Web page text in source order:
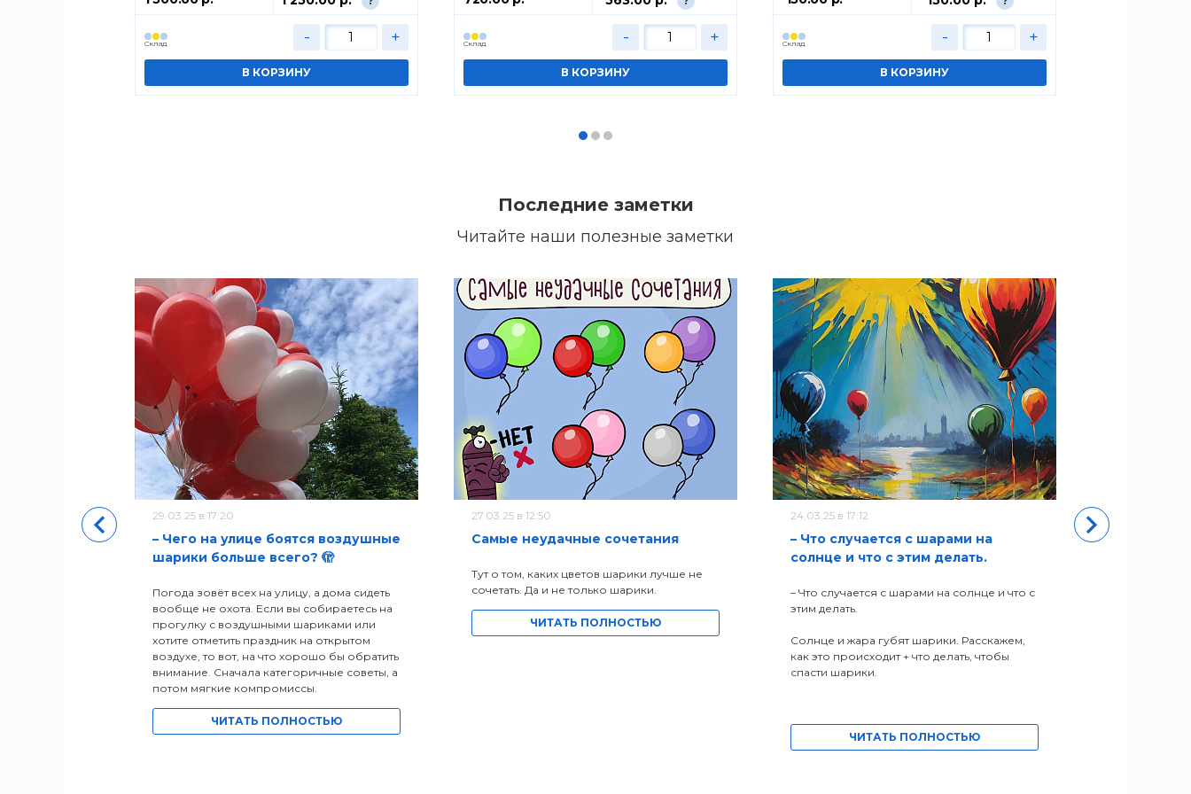
Cклад - + Cклад - + Cклад - +
Последние заметки
Читайте наши полезные заметки
29.03.25 в 17:20
– Чего на улице боятся воздушные
шарики больше всего? 🫣
Погода зовёт всех на улицу, а дома сидеть
вообще не охота. Если вы собираетесь на
прогулку с воздушными шариками или
хотите отметить праздник на открытом
воздухе, то вот, на что хорошо бы обратить
внимание. Сначала категоричные советы, а
потом мягкие компромиссы.
ЧИТАТЬ ПОЛНОСТЬЮ
27.03.25 в 12:50
Самые неудачные сочетания
Тут о том, каких цветов шарики лучше не
сочетать. Да и не только шарики.
ЧИТАТЬ ПОЛНОСТЬЮ
24.03.25 в 17:12
– Что случается с шарами на
солнце и что с этим делать.
– Что случается с шарами на солнце и что с
этим делать.
Солнце и жара губят шарики. Расскажем,
как это происходит + что делать, чтобы
спасти шарики.
ЧИТАТЬ ПОЛНОСТЬЮ